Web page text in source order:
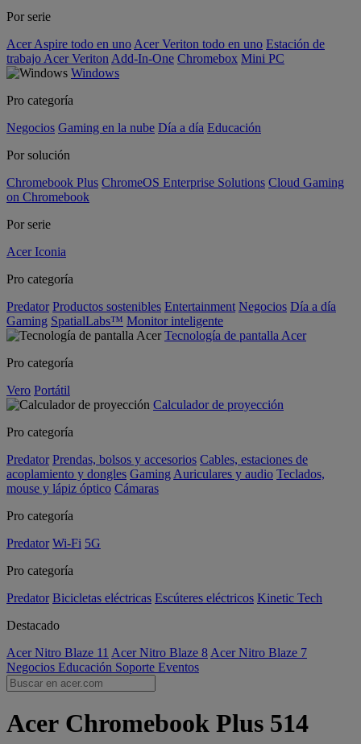
Por serie
Acer Aspire todo en uno Acer Veriton todo en uno Estación de
trabajo Acer Veriton Add-In-One Chromebox Mini PC
Windows
Pro categoría
Negocios Gaming en la nube Día a día Educación
Por solución
Chromebook Plus ChromeOS Enterprise Solutions Cloud Gaming
on Chromebook
Por serie
Acer Iconia
Pro categoría
Predator Productos sostenibles Entertainment Negocios Día a día
Gaming SpatialLabs™ Monitor inteligente
Tecnología de pantalla Acer
Pro categoría
Vero Portátil
Calculador de proyección
Pro categoría
Predator Prendas, bolsos y accesorios Cables, estaciones de
acoplamiento y dongles Gaming Auriculares y audio Teclados,
mouse y lápiz óptico Cámaras
Pro categoría
Predator Wi-Fi 5G
Pro categoría
Predator Bicicletas eléctricas Escúteres eléctricos Kinetic Tech
Destacado
Acer Nitro Blaze 11 Acer Nitro Blaze 8 Acer Nitro Blaze 7
Negocios Educación Soporte Eventos
Acer Chromebook Plus 514